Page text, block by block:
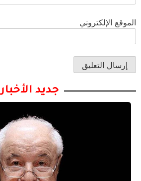
الموقع الإلكتروني
جديد الأخبار